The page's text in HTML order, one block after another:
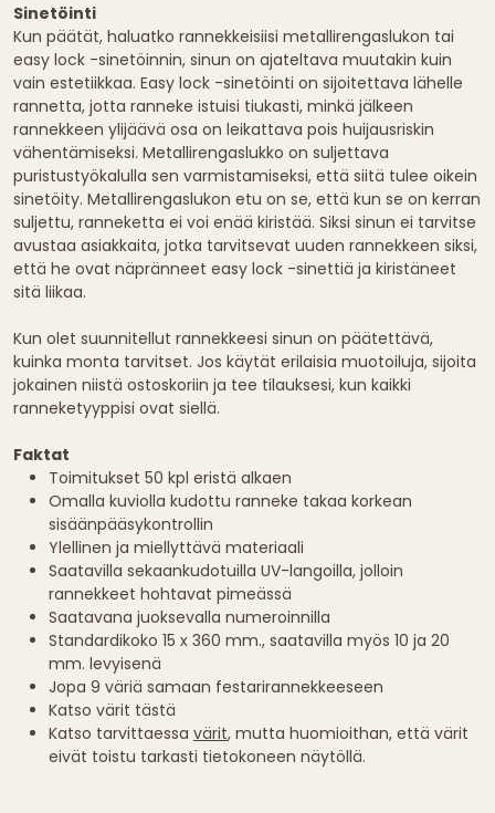
Sinetöinti
Kun päätät, haluatko rannekkeisiisi metallirengaslukon tai
easy lock -sinetöinnin, sinun on ajateltava muutakin kuin
vain estetiikkaa. Easy lock -sinetöinti on sijoitettava lähelle
rannetta, jotta ranneke istuisi tiukasti, minkä jälkeen
rannekkeen ylijäävä osa on leikattava pois huijausriskin
vähentämiseksi. Metallirengaslukko on suljettava
puristustyökalulla sen varmistamiseksi, että siitä tulee oikein
sinetöity. Metallirengaslukon etu on se, että kun se on kerran
suljettu, ranneketta ei voi enää kiristää. Siksi sinun ei tarvitse
avustaa asiakkaita, jotka tarvitsevat uuden rannekkeen siksi,
että he ovat näpränneet easy lock -sinettiä ja kiristäneet
sitä liikaa.
Kun olet suunnitellut rannekkeesi sinun on päätettävä,
kuinka monta tarvitset. Jos käytät erilaisia muotoiluja, sijoita
jokainen niistä ostoskoriin ja tee tilauksesi, kun kaikki
ranneketyyppisi ovat siellä.
Faktat
Toimitukset 50 kpl eristä alkaen
Omalla kuviolla kudottu ranneke takaa korkean
sisäänpääsykontrollin
Ylellinen ja miellyttävä materiaali
Saatavilla sekaankudotuilla UV-langoilla, jolloin
rannekkeet hohtavat pimeässä
Saatavana juoksevalla numeroinnilla
Standardikoko 15 x 360 mm., saatavilla myös 10 ja 20
mm. levyisenä
Jopa 9 väriä samaan festarirannekkeeseen
Katso värit tästä
Katso tarvittaessa värit, mutta huomioithan, että värit
eivät toistu tarkasti tietokoneen näytöllä.